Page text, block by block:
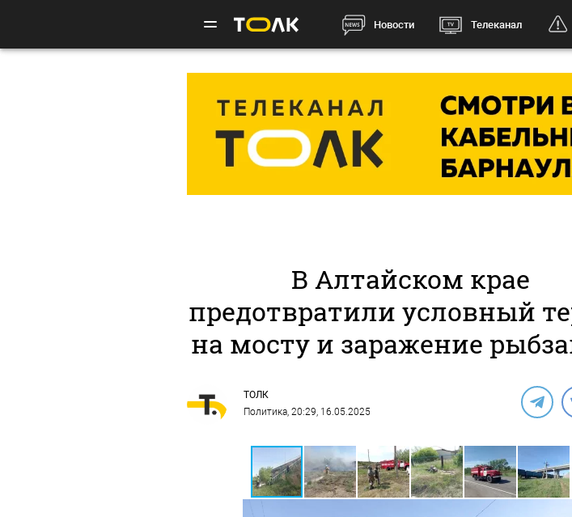
Новости Телеканал
В Алтайском крае
предотвратили условный
на мосту и заражение
ТОЛК
Политика, 20:29, 16.05.2025